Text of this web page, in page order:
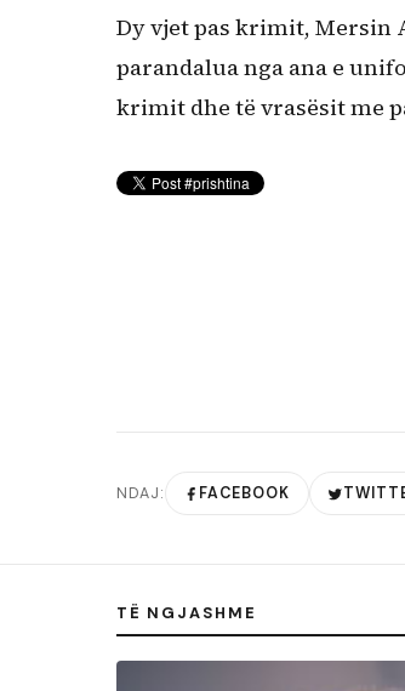
Dy vjet pas krimit, Mersin
parandalua nga ana e
krimit dhe të vrasësit me
NDAJ: FACEBOOK
TË NGJASHME